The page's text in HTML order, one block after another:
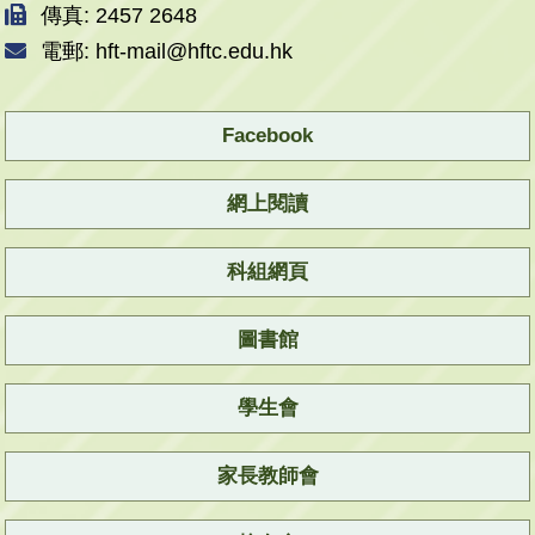
傳真: 2457 2648
電郵: hft-mail@hftc.edu.hk
Facebook
網上閱讀
科組網頁
圖書館
學生會
家長教師會